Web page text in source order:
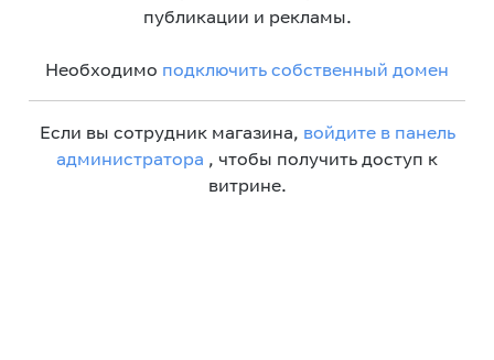
публикации и рекламы.
Необходимо подключить собственный домен
Если вы сотрудник магазина, войдите в панель
администратора , чтобы получить доступ к
витрине.